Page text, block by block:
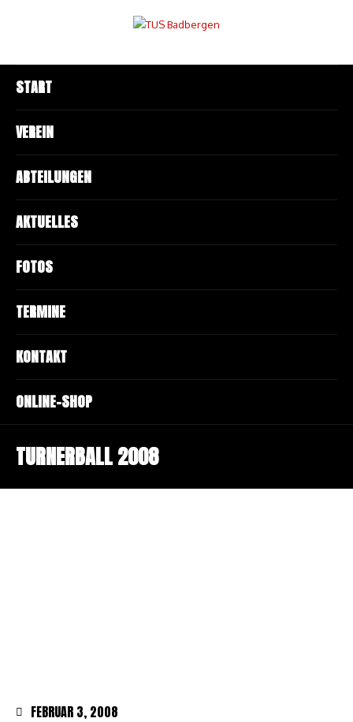
START
VEREIN
ABTEILUNGEN
AKTUELLES
FOTOS
TERMINE
KONTAKT
ONLINE-SHOP
TURNERBALL 2008
FEBRUAR 3, 2008